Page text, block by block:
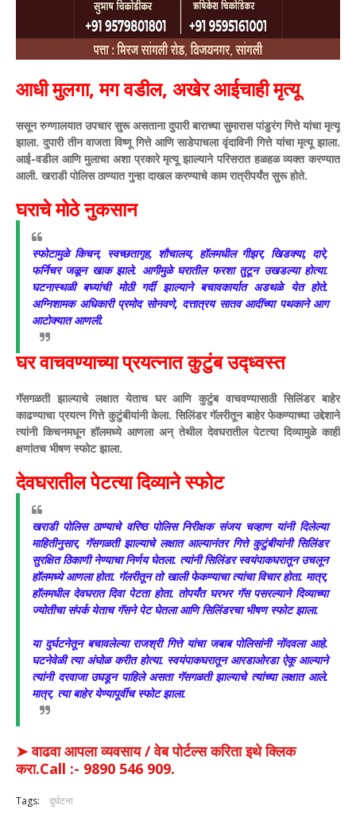
आधी मुलगा, मग वडील, अखेर आईचाही मृत्यू
ससून रुग्णालयात उपचार सुरू असताना दुपारी बाराच्या सुमारास पांडुरंग गित्ते यांचा मृत्यू
झाला. दुपारी तीन वाजता विष्णू गित्ते आणि साडेपाचला वृंदाविनी गित्ते यांचा मृत्यू झाला.
आई-वडील आणि मुलाचा अशा प्रकारे मृत्यू झाल्याने परिसरात हळहळ व्यक्त करण्यात
आली. खराडी पोलिस ठाण्यात गुन्हा दाखल करण्याचे काम रात्रीपर्यंत सुरू होते.
घराचे मोठे नुकसान
स्फोटामुळे किचन, स्वच्छतागृह, शौचालय, हॉलमधील गीझर, खिडक्या, दारे,
फर्निचर जळून खाक झाले. आगीमुळे घरातील फरशा तुटून उखडल्या होत्या.
घटनास्थळी बघ्यांची मोठी गर्दी झाल्याने बचावकार्यात अडथळे येत होते.
अग्निशामक अधिकारी प्रमोद सोनवणे, दत्तात्रय सातव आदींच्या पथकाने आग
आटोक्यात आणली.
घर वाचवण्याच्या प्रयत्नात कुटुंब उद्ध्वस्त
गॅसगळती झाल्याचे लक्षात येताच घर आणि कुटुंब वाचवण्यासाठी सिलिंडर बाहेर
काढण्याचा प्रयत्न गित्ते कुटुंबीयांनी केला. सिलिंडर गॅलरीतून बाहेर फेकण्याच्या उद्देशाने
त्यांनी किचनमधून हॉलमध्ये आणला अन् तेथील देवघरातील पेटत्या दिव्यामुळे काही
क्षणांतच भीषण स्फोट झाला.
देवघरातील पेटत्या दिव्याने स्फोट
खराडी पोलिस ठाण्याचे वरिष्ठ पोलिस निरीक्षक संजय चव्हाण यांनी दिलेल्या
माहितीनुसार, गॅसगळती झाल्याचे लक्षात आल्यानंतर गित्ते कुटुंबीयांनी सिलिंडर
सुरक्षित ठिकाणी नेण्याचा निर्णय घेतला. त्यांनी सिलिंडर स्वयंपाकघरातून उचलून
हॉलमध्ये आणला होता. गॅलरीतून तो खाली फेकण्याचा त्यांचा विचार होता. मात्र,
हॉलमधील देवघरात दिवा पेटता होता. तोपर्यंत घरभर गॅस पसरल्याने दिव्याच्या
ज्योतीचा संपर्क येताच गॅसने पेट घेतला आणि सिलिंडरचा भीषण स्फोट झाला.
या दुर्घटनेतून बचावलेल्या राजश्री गित्ते यांचा जबाब पोलिसांनी नोंदवला आहे.
घटनेवेळी त्या अंघोळ करीत होत्या. स्वयंपाकघरातून आरडाओरडा ऐकू आल्याने
त्यांनी दरवाजा उघडून पाहिले असता गॅसगळती झाल्याचे त्यांच्या लक्षात आले.
मात्र, त्या बाहेर येण्यापूर्वीच स्फोट झाला.
➤ वाढवा आपला व्यवसाय / वेब पोर्टल्स करिता इथे क्लिक
करा.Call :- 9890 546 909.
Tags: दुर्घटना